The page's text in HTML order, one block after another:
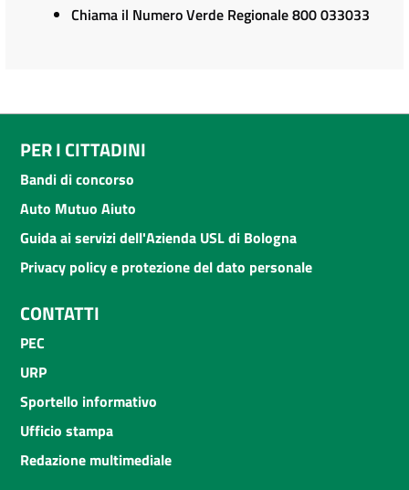
Chiama il Numero Verde Regionale 800 033033
PER I CITTADINI
Bandi di concorso
Auto Mutuo Aiuto
Guida ai servizi dell'Azienda USL di Bologna
Privacy policy e protezione del dato personale
CONTATTI
PEC
URP
Sportello informativo
Ufficio stampa
Redazione multimediale